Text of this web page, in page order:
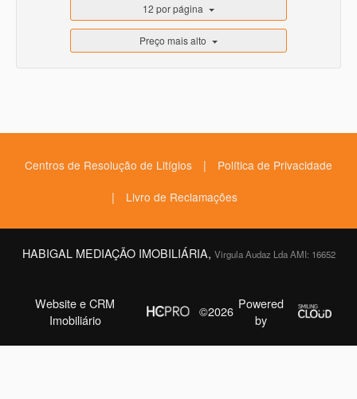
12 por página
Preço mais alto
Centros de Resolução de Litígios | Política de Privacidade
| Livro de Reclamações
HABIGAL MEDIAÇÃO IMOBILIÁRIA, Virgula Audaz Lda AMI: 16652
Website e CRM
Imobiliário
©2026 Powered
by